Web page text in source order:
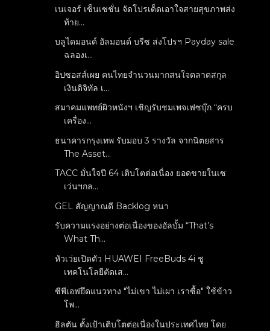
เนเจอร์ เซ็นเซชั่น จัดโปรเด็ดเอาใจสายสุขภาพส่ง
ท้าย...
บลูไดมอนด์ อัลมอนด์ บรีซ ส่งโปรฯ Payday sale
ฉลองเ...
อิปซอสส์เผย คนไทยจำนวนมากสนใจตลาดสกุล
เงินดิจิทัล เ...
สมาคมแพทย์ผิวหนังฯ เชิญรับชมเพจเฟซบุ๊ก “ครบ
เครื่อง...
ธนาคารกรุงเทพ รับมอบ 3 รางวัล จากนิตยสาร
The Asset...
TACC มั่นใจปี 64 เติบโตต่อเนื่อง ยอดขายในเซ
เว่นฯกล...
GEL สัญญาณดี Backlog หนา
รับความแรงอย่างต่อเนื่องของอัลบั้ม “That’s
What Th...
หัวเว่ยเปิดตัว HUAWEI FreeBuds 4i ชู
เทคโนโลยีตัดเส...
ซีพีเอฟยึดแนวทาง "ไม่เขา ไม่เผา เราซื้อ" ใช้ข้าว
โพ...
ฮิลตัน ตั้งเป้าเติบโตต่อเนื่องในประเทศไทย โดย